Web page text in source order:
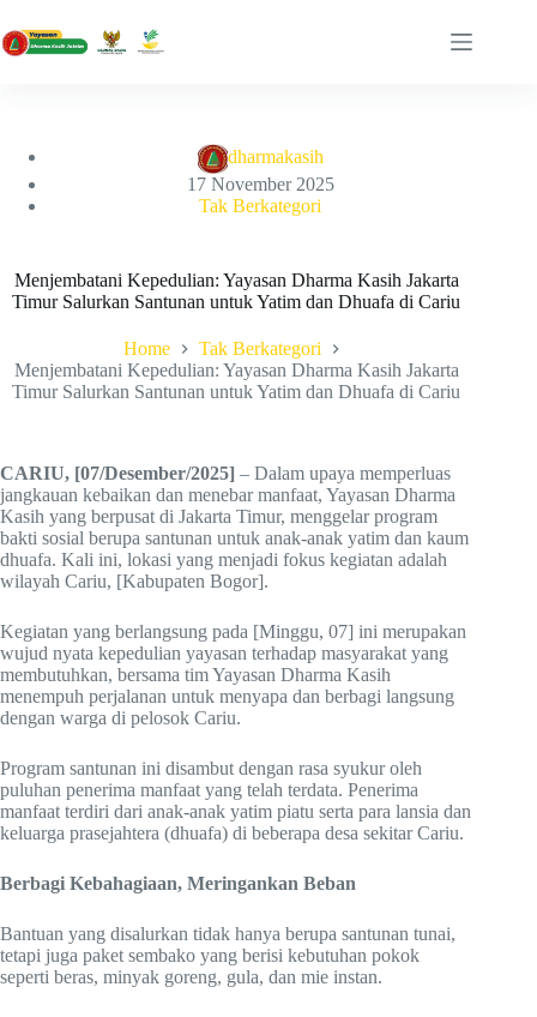
to
content
dharmakasih
17 November 2025
Tak Berkategori
Menjembatani Kepedulian: Yayasan Dharma Kasih Jakarta
Timur Salurkan Santunan untuk Yatim dan Dhuafa di Cariu
Home
Tak Berkategori
Menjembatani Kepedulian: Yayasan Dharma Kasih Jakarta
Timur Salurkan Santunan untuk Yatim dan Dhuafa di Cariu
CARIU, [07/Desember/2025] – Dalam upaya memperluas
jangkauan kebaikan dan menebar manfaat, Yayasan Dharma
Kasih yang berpusat di Jakarta Timur, menggelar program
bakti sosial berupa santunan untuk anak-anak yatim dan kaum
dhuafa. Kali ini, lokasi yang menjadi fokus kegiatan adalah
wilayah Cariu, [Kabupaten Bogor].
Kegiatan yang berlangsung pada [Minggu, 07] ini merupakan
wujud nyata kepedulian yayasan terhadap masyarakat yang
membutuhkan, bersama tim Yayasan Dharma Kasih
menempuh perjalanan untuk menyapa dan berbagi langsung
dengan warga di pelosok Cariu.
Program santunan ini disambut dengan rasa syukur oleh
puluhan penerima manfaat yang telah terdata. Penerima
manfaat terdiri dari anak-anak yatim piatu serta para lansia dan
keluarga prasejahtera (dhuafa) di beberapa desa sekitar Cariu.
Berbagi Kebahagiaan, Meringankan Beban
Bantuan yang disalurkan tidak hanya berupa santunan tunai,
tetapi juga paket sembako yang berisi kebutuhan pokok
seperti beras, minyak goreng, gula, dan mie instan.